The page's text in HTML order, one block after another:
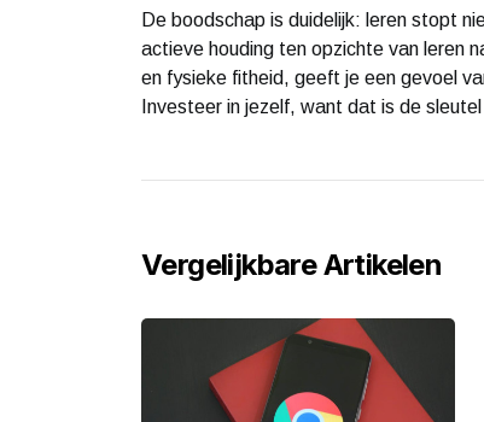
De boodschap is duidelijk: leren stopt
actieve houding ten opzichte van leren
en fysieke fitheid, geeft je een gevoel
Investeer in jezelf, want dat is de
Vergelijkbare Artikelen